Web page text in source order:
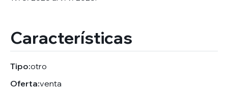
Características
Tipo:otro
Oferta:venta